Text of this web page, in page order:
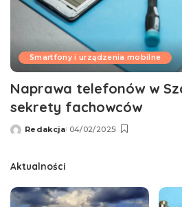
Smartfony i urządzenia mobilne
Naprawa telefonów w
sekrety fachowców
Wysłany
Redakcja 04/02/2025
Aktualności